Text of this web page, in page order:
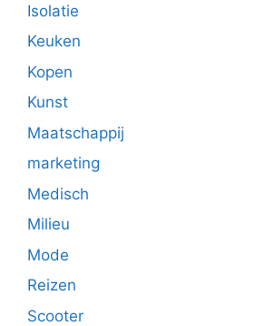
Isolatie
Keuken
Kopen
Kunst
Maatschappij
marketing
Medisch
Milieu
Mode
Reizen
Scooter